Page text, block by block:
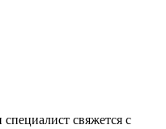
свяжется с